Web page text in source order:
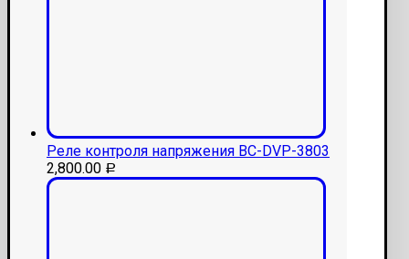
Реле контроля напряжения ВС-DVP-3803
2,800.00 Р